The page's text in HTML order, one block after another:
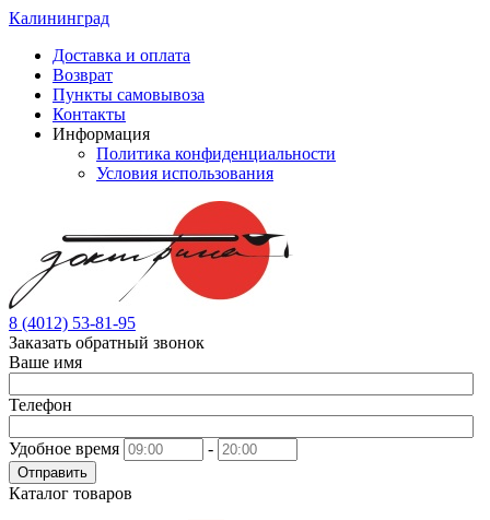
Калининград
Доставка и оплата
Возврат
Пункты самовывоза
Контакты
Информация
Политика конфиденциальности
Условия использования
8 (4012) 53-81-95
Заказать обратный звонок
Ваше имя
Телефон
Удобное время -
Отправить
Каталог товаров